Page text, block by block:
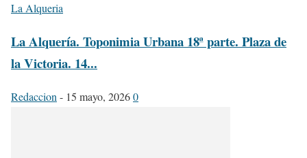
La Alqueria
La Alquería. Toponimia Urbana 18ª parte. Plaza de
la Victoria. 14...
Redaccion - 15 mayo, 20260